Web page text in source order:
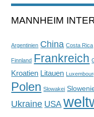
MANNHEIM
Argentinien China Costa Rica
Finnland Frankreich
Kroatien Litauen
Polen Slowakei
Ukraine USA